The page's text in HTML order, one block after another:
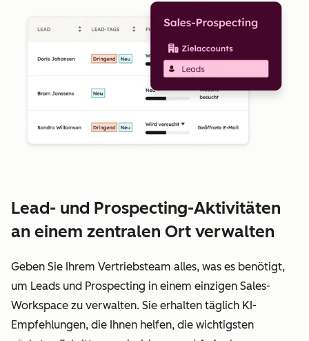
Lead- und Prospecting-Aktivitäten
an einem zentralen Ort verwalten
Geben Sie Ihrem Vertriebsteam alles, was es benötigt,
um Leads und Prospecting in einem einzigen Sales-
Workspace zu verwalten. Sie erhalten täglich KI-
Empfehlungen, die Ihnen helfen, die wichtigsten